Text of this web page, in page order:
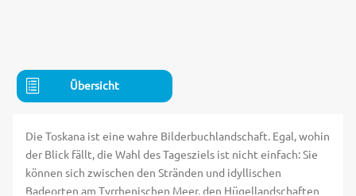
Übersicht
Die Toskana ist eine wahre Bilderbuchlandschaft. Egal, wohin
der Blick fällt, die Wahl des Tagesziels ist nicht einfach: Sie
können sich zwischen den Stränden und idyllischen
Badeorten am Tyrrhenischen Meer, den Hügellandschaften